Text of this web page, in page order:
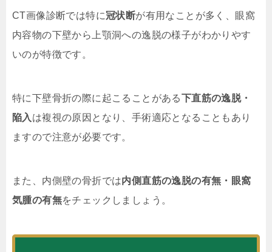
CT画像診断では特に冠状断が有用なことが多く、眼窩
内容物の下壁から上顎洞への逸脱の様子がわかりやす
いのが特徴です。
特に下壁骨折の際に起こることがある下直筋の逸脱・
陥入 は複視の原因となり、手術適応となることもあり
ますので注意が必要です。
また、内側壁の骨折では内側直筋の逸脱の有無・眼窩
気腫の有無をチェックしましょう。